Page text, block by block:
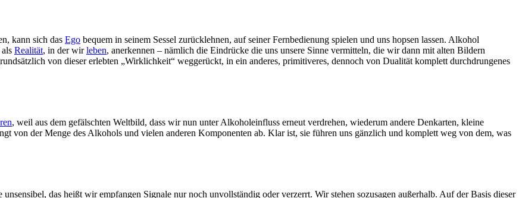
kann sich das Ego bequem in seinem Sessel zurücklehnen, auf seiner Fernbedienung spielen und uns hopsen lassen. Alkohol
Realität, in der wirleben, anerkennen – nämlich die Eindrücke die uns unsere Sinne vermitteln, die wir dann mit alten Bildern
von dieser erlebten „Wirklichkeit“ weggerückt, in ein anderes, primitiveres, dennoch von Dualität komplett durchdrungenes
, weil aus dem gefälschten Weltbild, dass wir nun unter Alkoholeinfluss erneut verdrehen, wiederum andere Denkarten, kleine
von der Menge des Alkohols und vielen anderen Komponenten ab. Klar ist, sie führen uns gänzlich und komplett weg von dem, was
das heißt wir empfangen Signale nur noch unvollständig oder verzerrt. Wir stehen sozusagen außerhalb. Auf der Basis dieser